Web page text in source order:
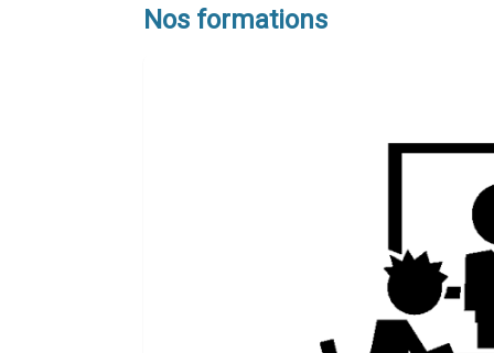
Nos formations